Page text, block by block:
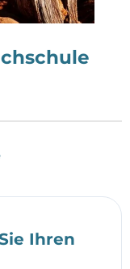
Ihren